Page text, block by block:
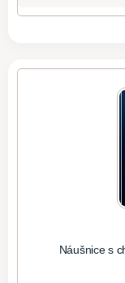
Náušnice s